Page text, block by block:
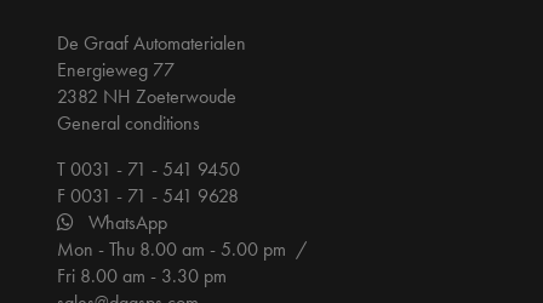
De Graaf Automaterialen
Energieweg 77
2382 NH Zoeterwoude
General conditions
T 0031 - 71 - 541 9450
F 0031 - 71 - 541 9628
WhatsApp
Mon - Thu 8.00 am - 5.00 pm /
Fri 8.00 am - 3.30 pm